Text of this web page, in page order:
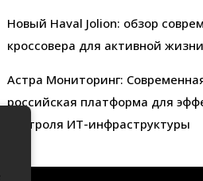
Новый Haval Jolion: обзор
кроссовера для активной жизни
Астра Мониторинг:
российская платформа для
контроля ИТ-инфраструктуры